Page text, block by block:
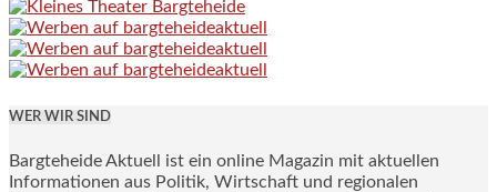
WER WIR SIND
Bargteheide Aktuell ist ein online Magazin mit aktuellen
Informationen aus Politik, Wirtschaft und regionalen